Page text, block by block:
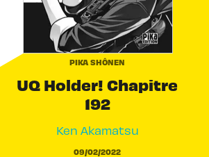
PIKA SHÔNEN
UQ Holder! Chapitre
192
Ken Akamatsu
09/02/2022